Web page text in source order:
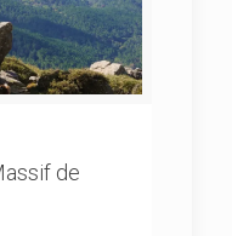
de